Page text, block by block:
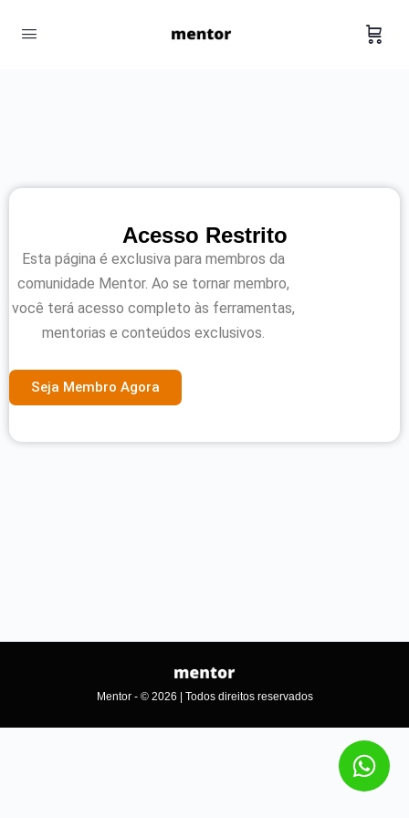
Acesso Restrito
Esta página é exclusiva para membros da
comunidade Mentor. Ao se tornar membro,
você terá acesso completo às ferramentas,
mentorias e conteúdos exclusivos.
Seja Membro Agora
Mentor - © 2026 | Todos direitos reservados